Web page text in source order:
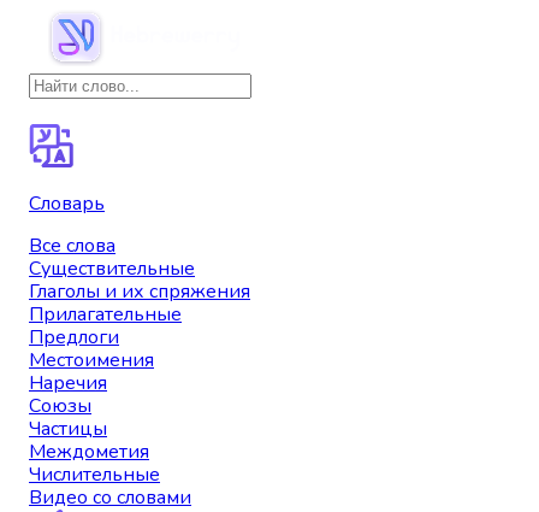
Словарь
Все слова
Существительные
Глаголы и их спряжения
Прилагательные
Предлоги
Местоимения
Наречия
Союзы
Частицы
Междометия
Числительные
Видео со словами